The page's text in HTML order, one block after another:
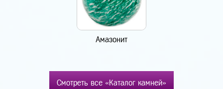
Амазонит
Смотреть все «Каталог камней»